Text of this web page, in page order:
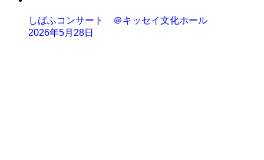
しばふコンサート ＠キッセイ文化ホール
2026年5月28日